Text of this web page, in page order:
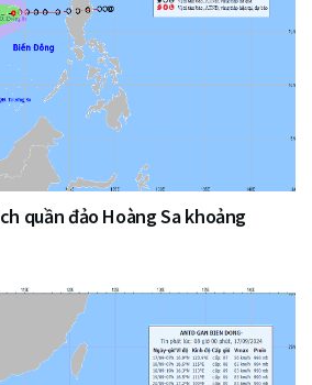
quần đảo Hoàng Sa khoảng